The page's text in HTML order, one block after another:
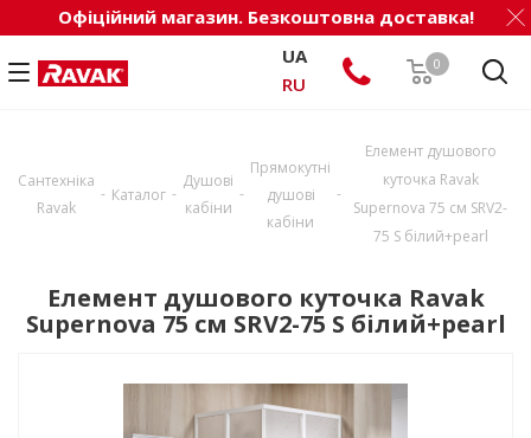
Офіційний магазин. Безкоштовна доставка!
0
UA
RU
Сантехніка
Ravak
- Каталог -
Душові
кабіни
-
Прямокутні
душові
кабіни
-
Елемент душового
куточка Ravak
Supernova 75 см SRV2-
75 S білий+pearl
Елемент душового куточка Ravak
Supernova 75 см SRV2-75 S білий+pearl